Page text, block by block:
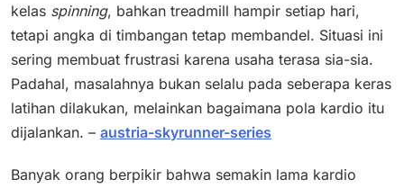
kelas spinning, bahkan treadmill hampir setiap hari,
tetapi angka di timbangan tetap membandel. Situasi ini
sering membuat frustrasi karena usaha terasa sia-sia.
Padahal, masalahnya bukan selalu pada seberapa keras
latihan dilakukan, melainkan bagaimana pola kardio itu
dijalankan. – austria-skyrunner-series
Banyak orang berpikir bahwa semakin lama kardio